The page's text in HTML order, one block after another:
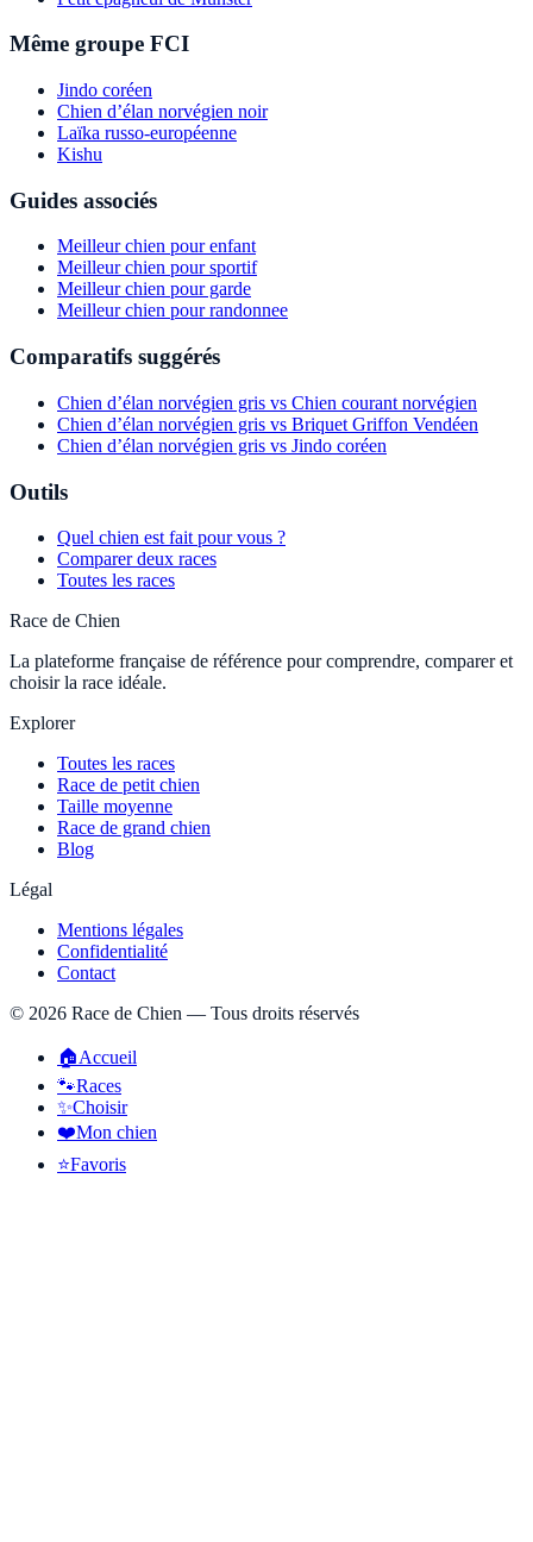
Même groupe FCI
Jindo coréen
Chien d’élan norvégien noir
Laïka russo-européenne
Kishu
Guides associés
Meilleur chien pour enfant
Meilleur chien pour sportif
Meilleur chien pour garde
Meilleur chien pour randonnee
Comparatifs suggérés
Chien d’élan norvégien gris vs Chien courant norvégien
Chien d’élan norvégien gris vs Briquet Griffon Vendéen
Chien d’élan norvégien gris vs Jindo coréen
Outils
Quel chien est fait pour vous ?
Comparer deux races
Toutes les races
Race de Chien
La plateforme française de référence pour comprendre, comparer et
choisir la race idéale.
Explorer
Toutes les races
Race de petit chien
Taille moyenne
Race de grand chien
Blog
Légal
Mentions légales
Confidentialité
Contact
© 2026 Race de Chien — Tous droits réservés
🏠Accueil
🐾Races
✨Choisir
❤️Mon chien
⭐Favoris